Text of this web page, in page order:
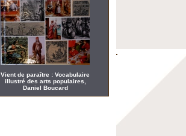
Vient de paraître : Vocabulaire
illustré des arts populaires,
Daniel Boucard